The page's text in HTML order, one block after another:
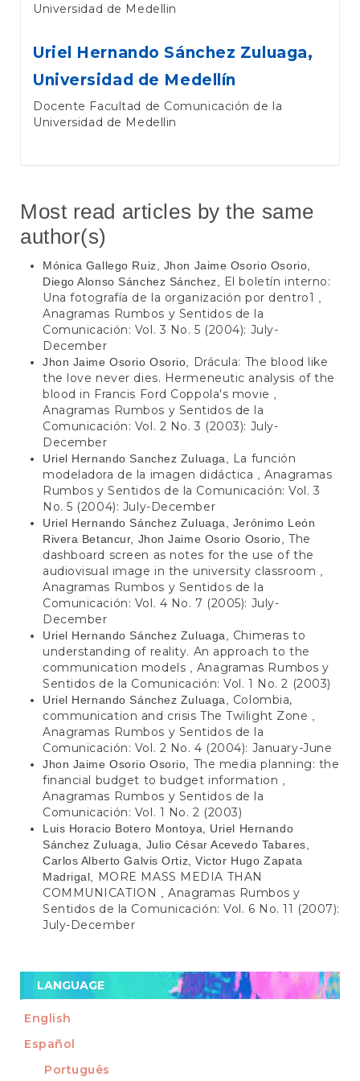
Universidad de Medellin
Uriel Hernando Sánchez Zuluaga,
Universidad de Medellín
Docente Facultad de Comunicación de la
Universidad de Medellin
Most read articles by the same
author(s)
Mónica Gallego Ruiz, Jhon Jaime Osorio Osorio,
Diego Alonso Sánchez Sánchez, El boletín interno:
Una fotografía de la organización por dentro1 ,
Anagramas Rumbos y Sentidos de la
Comunicación: Vol. 3 No. 5 (2004): July-
December
Jhon Jaime Osorio Osorio, Drácula: The blood like
the love never dies. Hermeneutic analysis of the
blood in Francis Ford Coppola's movie ,
Anagramas Rumbos y Sentidos de la
Comunicación: Vol. 2 No. 3 (2003): July-
December
Uriel Hernando Sanchez Zuluaga, La función
modeladora de la imagen didáctica ,Anagramas
Rumbos y Sentidos de la Comunicación: Vol. 3
No. 5 (2004): July-December
Uriel Hernando Sánchez Zuluaga, Jerónimo León
Rivera Betancur, Jhon Jaime Osorio Osorio,The
dashboard screen as notes for the use of the
audiovisual image in the university classroom ,
Anagramas Rumbos y Sentidos de la
Comunicación: Vol. 4 No. 7 (2005): July-
December
Uriel Hernando Sánchez Zuluaga, Chimeras to
understanding of reality. An approach to the
communication models , Anagramas Rumbos y
Sentidos de la Comunicación: Vol. 1 No. 2 (2003)
Uriel Hernando Sánchez Zuluaga, Colombia,
communication and crisis The Twilight Zone ,
Anagramas Rumbos y Sentidos de la
Comunicación: Vol. 2 No. 4 (2004): January-June
Jhon Jaime Osorio Osorio, The media planning: the
financial budget to budget information ,
Anagramas Rumbos y Sentidos de la
Comunicación: Vol. 1 No. 2 (2003)
Luis Horacio Botero Montoya, Uriel Hernando
Sánchez Zuluaga, Julio César Acevedo Tabares,
Carlos Alberto Galvis Ortiz, Victor Hugo Zapata
Madrigal, MORE MASS MEDIA THAN
COMMUNICATION , Anagramas Rumbos y
Sentidos de la Comunicación: Vol. 6 No. 11 (2007):
July-December
LANGUAGE
English
Español
Português